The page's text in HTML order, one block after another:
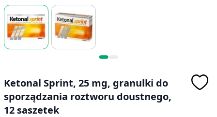
Ketonal Sprint, 25 mg, granulki do
sporządzania roztworu doustnego,
12 saszetek